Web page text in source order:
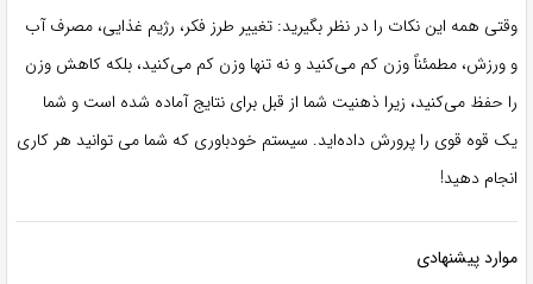
وقتی همه این نکات را در نظر بگیرید: تغییر طرز فکر، رژیم غذایی، مصرف آب
و ورزش، مطمئناً وزن کم می‌کنید و نه تنها وزن کم می‌کنید، بلکه کاهش وزن
را حفظ می‌کنید، زیرا ذهنیت شما از قبل برای نتایج آماده شده است و شما
یک قوه قوی را پرورش داده‌اید. سیستم خودباوری که شما می توانید هر کاری
انجام دهید!
موارد پیشنهادی